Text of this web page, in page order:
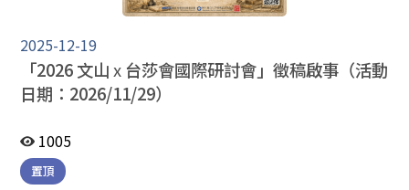
2025-12-19
「2026 文山x 台莎會國際研討會」徵稿啟事（活動
日期：2026/11/29）
1005
置頂